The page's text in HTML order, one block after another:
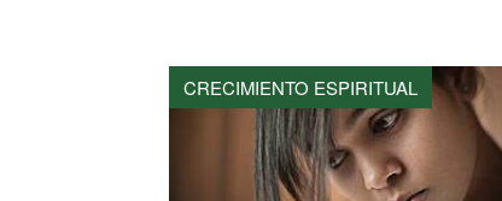
CRECIMIENTO ESPIRITUAL